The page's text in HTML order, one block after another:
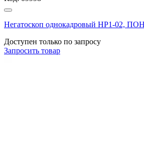
Негатоскоп однокадровый НР1-02,
Доступен только по запросу
Запросить товар